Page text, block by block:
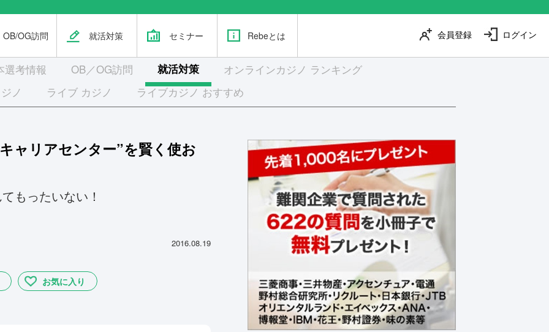
ログイン
会員登録
OB/OG訪問 就活対策 セミナー Rebeとは
選考情報 OB／OG訪問 就活対策
オンラインカジノ ランキング
ノ
ライブ カジノ ライブカジノ おすすめ
ャリアセンター”を賢く使お
もったいない！
2016.08.19
お気に入り